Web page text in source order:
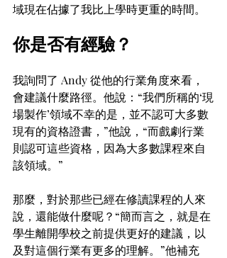
域現在佔據了我比上學時更重的時間。
你是否有經驗？
我詢問了 Andy 從他的行業角度來看，
會建議什麼路徑。他說：“我們所稱的‘現
場製作’領域不幸的是，並不認可大多數
現有的資格證書，”他說，“而戲劇行業
則認可這些資格，因為大多數課程來自
該領域。”
那麼，對於那些已經在修讀課程的人來
說，還能做什麼呢？“簡而言之，就是在
學生離開學校之前提供更好的建議，以
及對這個行業有更多的理解。”他補充